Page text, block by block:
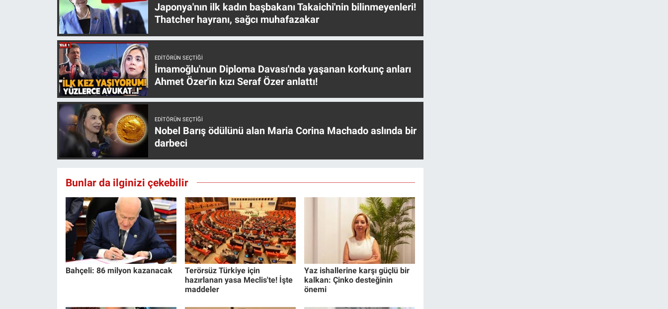
Japonya'nın ilk kadın başbakanı Takaichi'nin bilinmeyenleri!
Thatcher hayranı, sağcı muhafazakar
EDITÖRÜN SEÇTIĞI
İmamoğlu'nun Diploma Davası'nda yaşanan korkunç anları
Ahmet Özer'in kızı Seraf Özer anlattı!
EDITÖRÜN SEÇTIĞI
Nobel Barış ödülünü alan Maria Corina Machado aslında bir
darbeci
Bunlar da ilginizi çekebilir
Bahçeli: 86 milyon kazanacak
Terörsüz Türkiye için
hazırlanan yasa Meclis'te! İşte
maddeler
Yaz ishallerine karşı güçlü bir
kalkan: Çinko desteğinin
önemi